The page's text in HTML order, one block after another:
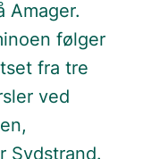
Amager.
følger
fra tre
ved
Sydstrand.